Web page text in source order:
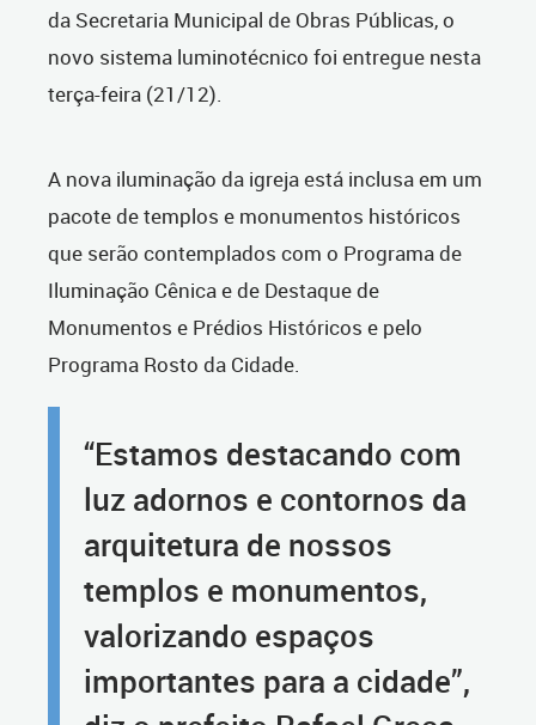
da Secretaria Municipal de Obras Públicas, o
novo sistema luminotécnico foi entregue nesta
terça-feira (21/12).
A nova iluminação da igreja está inclusa em um
pacote de templos e monumentos históricos
que serão contemplados com o Programa de
Iluminação Cênica e de Destaque de
Monumentos e Prédios Históricos e pelo
Programa Rosto da Cidade.
“Estamos destacando com
luz adornos e contornos da
arquitetura de nossos
templos e monumentos,
valorizando espaços
importantes para a cidade”,